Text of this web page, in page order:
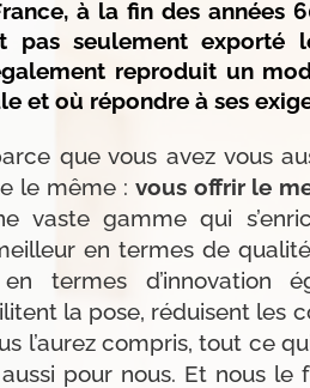
à la fin des années
pas seulement
reproduit un
et où répondre à ses
que vous avez vous
le même : vous offrir le
vaste gamme qui
en termes de
en termes d’innovation
la pose, réduisent les
l’aurez compris, tout ce
aussi pour nous. Et nous